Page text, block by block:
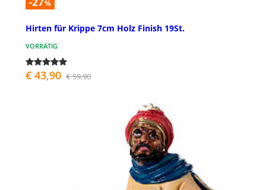
%
Hirten für Krippe 7cm Holz Finish 19St.
VORRÄTIG
€ 43,90 € 59,90